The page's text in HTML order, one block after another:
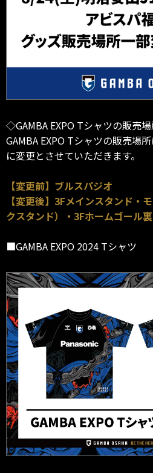
◇GAMBA EXPO Tシャツの販売
GAMBA EXPO Tシャツの販売場
に変更とさせていただきます。
【変更前】ブルスパジオ
【変更後】3Fメインスタンド・
クスタンド）・3Fホームゴール裏
■GAMBA EXPO 2024 Tシャツ